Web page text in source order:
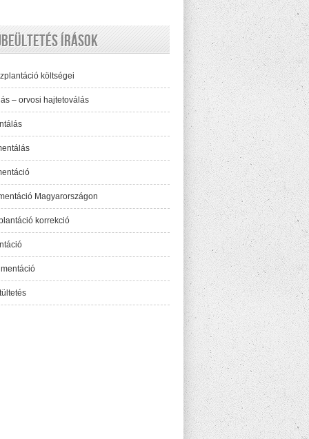
írások
költségei
– orvosi hajtetoválás
Magyarországon
korrekció